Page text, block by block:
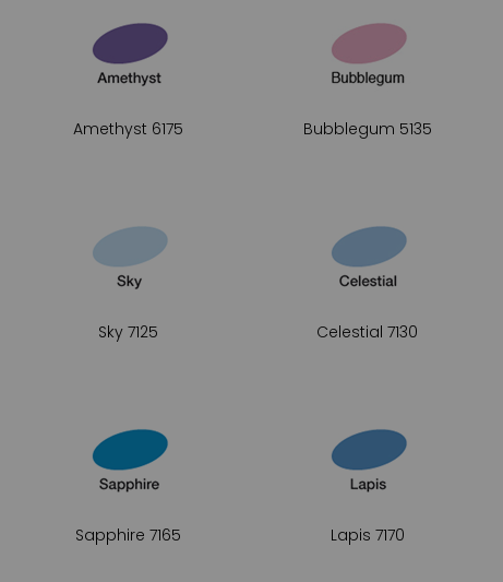
Amethyst 6175 Bubblegum 5135
Sky 7125 Celestial 7130
Sapphire 7165 Lapis 7170